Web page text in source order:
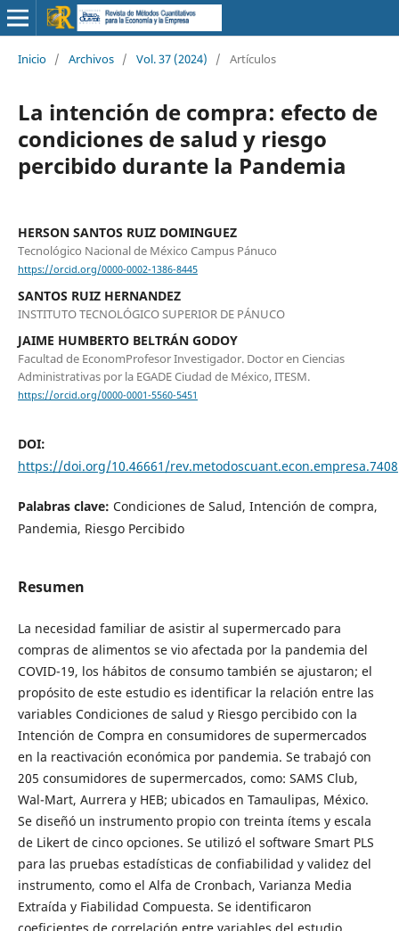
Inicio / Archivos / Vol. 37 (2024) / Artículos
La intención de compra: efecto de
condiciones de salud y riesgo
percibido durante la Pandemia
HERSON SANTOS RUIZ DOMINGUEZ
Tecnológico Nacional de México Campus Pánuco
https://orcid.org/0000-0002-1386-8445
SANTOS RUIZ HERNANDEZ
INSTITUTO TECNOLÓGICO SUPERIOR DE PÁNUCO
JAIME HUMBERTO BELTRÁN GODOY
Facultad de EconomProfesor Investigador. Doctor en Ciencias
Administrativas por la EGADE Ciudad de México, ITESM.
https://orcid.org/0000-0001-5560-5451
DOI:
https://doi.org/10.46661/rev.metodoscuant.econ.empresa.7408
Palabras clave: Condiciones de Salud, Intención de compra,
Pandemia, Riesgo Percibido
Resumen
La necesidad familiar de asistir al supermercado para
compras de alimentos se vio afectada por la pandemia del
COVID-19, los hábitos de consumo también se ajustaron; el
propósito de este estudio es identificar la relación entre las
variables Condiciones de salud y Riesgo percibido con la
Intención de Compra en consumidores de supermercados
en la reactivación económica por pandemia. Se trabajó con
205 consumidores de supermercados, como: SAMS Club,
Wal-Mart, Aurrera y HEB; ubicados en Tamaulipas, México.
Se diseñó un instrumento propio con treinta ítems y escala
de Likert de cinco opciones. Se utilizó el software Smart PLS
para las pruebas estadísticas de confiabilidad y validez del
instrumento, como el Alfa de Cronbach, Varianza Media
Extraída y Fiabilidad Compuesta. Se identificaron